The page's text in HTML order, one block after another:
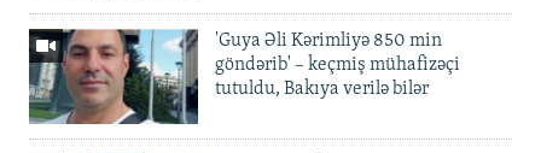
'Guya Əli Kərimliyə 850 min
göndərib' – keçmiş mühafizəçi
tutuldu, Bakıya verilə bilər